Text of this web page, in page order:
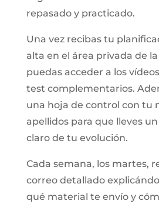
repasado y practicado.
Una vez recibas tu
alta en el área privada de
puedas acceder a los
test complementarios.
una hoja de control con tu
apellidos para que lleves
claro de tu evolución.
Cada semana, los martes,
correo detallado
qué material te envío y